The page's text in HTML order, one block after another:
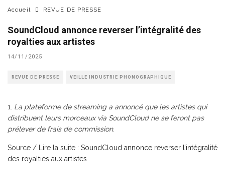
Accueil REVUE DE PRESSE
SoundCloud annonce reverser l’intégralité des
royalties aux artistes
14/11/2025
REVUE DE PRESSE VEILLE INDUSTRIE PHONOGRAPHIQUE
La plateforme de streaming a annoncé que les artistes qui
distribuent leurs morceaux via SoundCloud ne se feront pas
prélever de frais de commission.
Source / Lire la suite : SoundCloud annonce reverser l’intégralité
des royalties aux artistes